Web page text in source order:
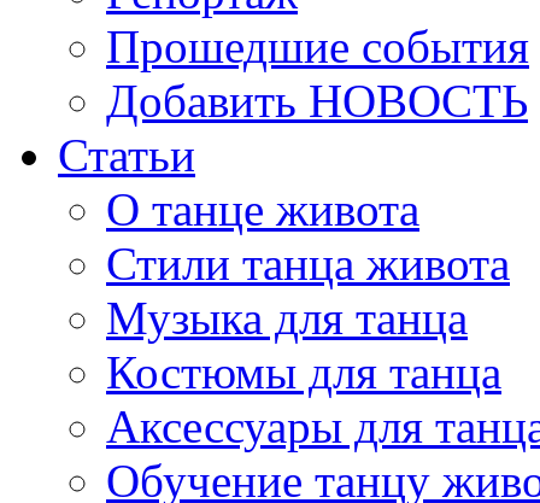
Прошедшие события
Добавить НОВОСТЬ
Статьи
О танце живота
Стили танца живота
Музыка для танца
Костюмы для танца
Аксессуары для
Обучение танцу